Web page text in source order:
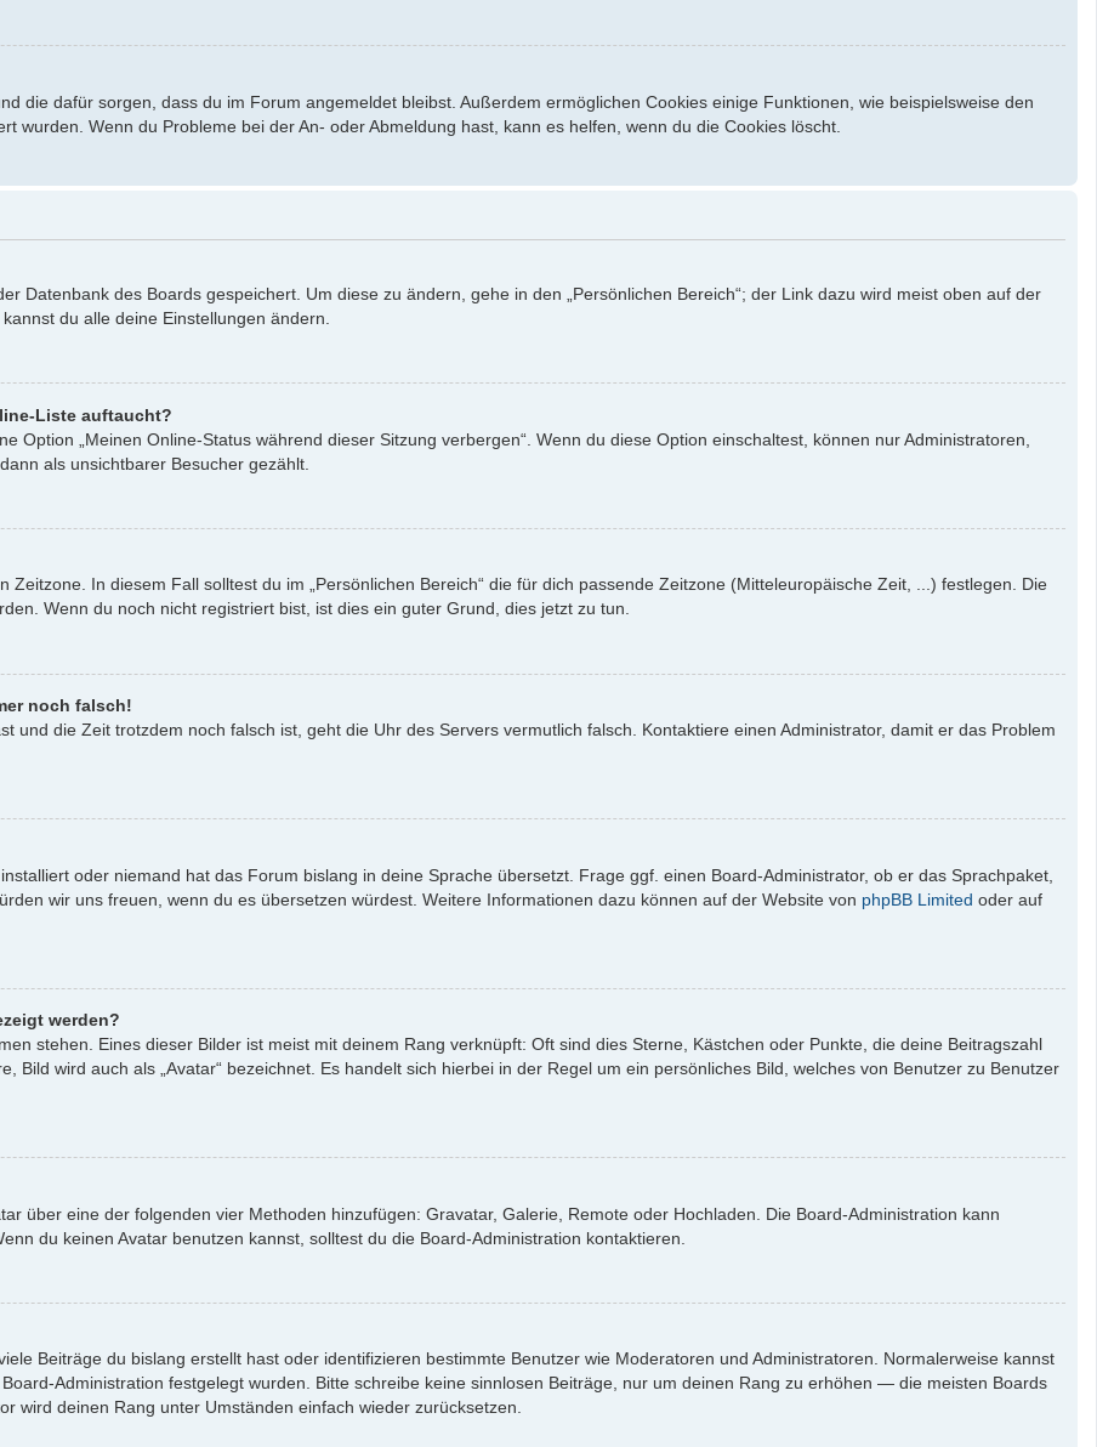
die dafür sorgen, dass du im Forum angemeldet bleibst. Außerdem ermöglichen Cookies einige Funktionen, wie beispielsweise den
wurden. Wenn du Probleme bei der An- oder Abmeldung hast, kann es helfen, wenn du die Cookies löscht.
Datenbank des Boards gespeichert. Um diese zu ändern, gehe in den „Persönlichen Bereich“; der Link dazu wird meist oben auf der
du alle deine Einstellungen ändern.
Liste auftaucht?
Option „Meinen Online-Status während dieser Sitzung verbergen“. Wenn du diese Option einschaltest, können nur Administratoren,
als unsichtbarer Besucher gezählt.
In diesem Fall solltest du im „Persönlichen Bereich“ die für dich passende Zeitzone (Mitteleuropäische Zeit, ...) festlegen. Die
Wenn du noch nicht registriert bist, ist dies ein guter Grund, dies jetzt zu tun.
noch falsch!
und die Zeit trotzdem noch falsch ist, geht die Uhr des Servers vermutlich falsch. Kontaktiere einen Administrator, damit er das Problem
oder niemand hat das Forum bislang in deine Sprache übersetzt. Frage ggf. einen Board-Administrator, ob er das Sprachpaket,
wir uns freuen, wenn du es übersetzen würdest. Weitere Informationen dazu können auf der Website von phpBB Limited oder auf
werden?
stehen. Eines dieser Bilder ist meist mit deinem Rang verknüpft: Oft sind dies Sterne, Kästchen oder Punkte, die deine Beitragszahl
wird auch als „Avatar“ bezeichnet. Es handelt sich hierbei in der Regel um ein persönliches Bild, welches von Benutzer zu Benutzer
über eine der folgenden vier Methoden hinzufügen: Gravatar, Galerie, Remote oder Hochladen. Die Board-Administration kann
du keinen Avatar benutzen kannst, solltest du die Board-Administration kontaktieren.
Beiträge du bislang erstellt hast oder identifizieren bestimmte Benutzer wie Moderatoren und Administratoren. Normalerweise kannst
Administration festgelegt wurden. Bitte schreibe keine sinnlosen Beiträge, nur um deinen Rang zu erhöhen — die meisten Boards
wird deinen Rang unter Umständen einfach wieder zurücksetzen.